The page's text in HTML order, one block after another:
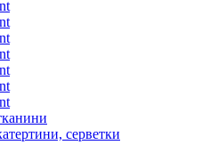
серветки